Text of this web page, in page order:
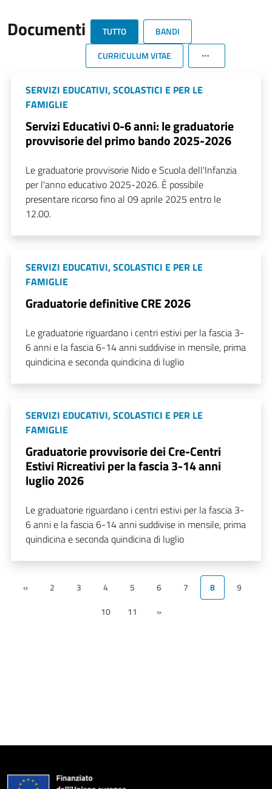
Documenti TUTTO
BANDI
CURRICULUM VITAE
SERVIZI EDUCATIVI, SCOLASTICI E PER LE
FAMIGLIE
Servizi Educativi 0-6 anni: le graduatorie
provvisorie del primo bando 2025-2026
Le graduatorie provvisorie Nido e Scuola dell'Infanzia
per l'anno educativo 2025-2026. È possibile
presentare ricorso fino al 09 aprile 2025 entro le
12.00.
SERVIZI EDUCATIVI, SCOLASTICI E PER LE
FAMIGLIE
Graduatorie definitive CRE 2026
Le graduatorie riguardano i centri estivi per la fascia 3-
6 anni e la fascia 6-14 anni suddivise in mensile, prima
quindicina e seconda quindicina di luglio
SERVIZI EDUCATIVI, SCOLASTICI E PER LE
FAMIGLIE
Graduatorie provvisorie dei Cre-Centri
Estivi Ricreativi per la fascia 3-14 anni
luglio 2026
Le graduatorie riguardano i centri estivi per la fascia 3-
6 anni e la fascia 6-14 anni suddivise in mensile, prima
quindicina e seconda quindicina di luglio
« 2 3 4 5 6 7 8
9
10
11 »